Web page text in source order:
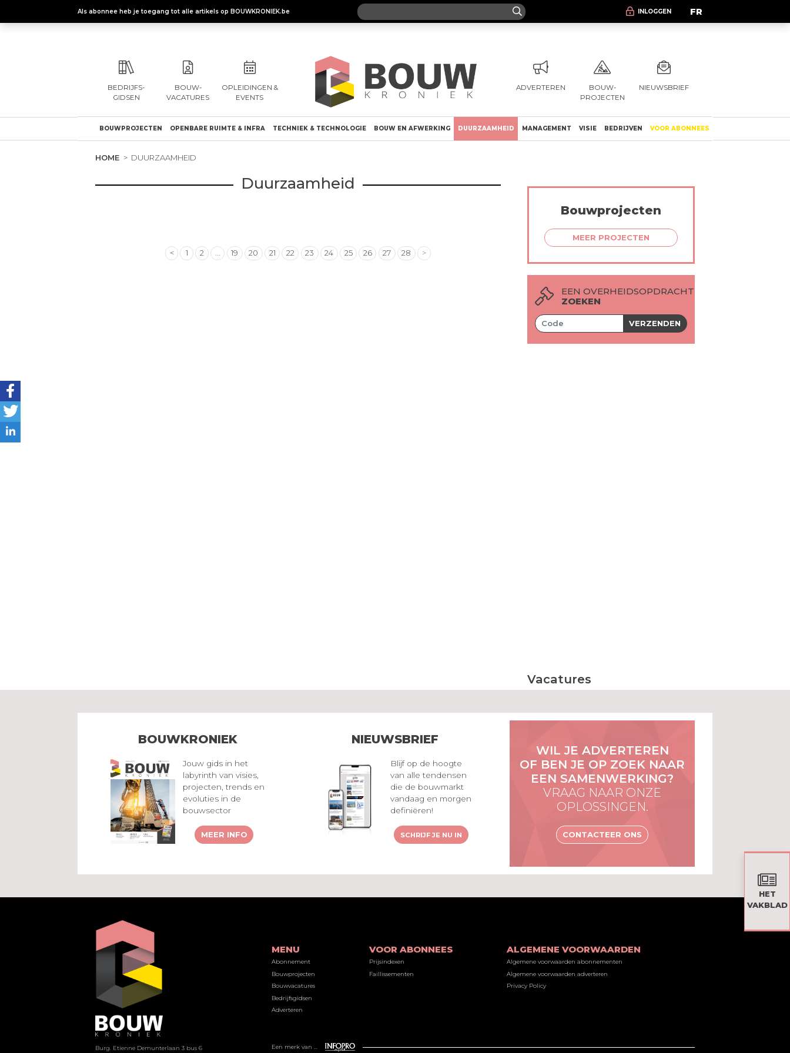
Als abonnee heb je toegang tot alle artikels op BOUWKRONIEK.be INLOGGEN FR
BEDRIJFS-
GIDSEN
BOUW-
VACATURES
OPLEIDINGEN &
EVENTS
ADVERTEREN
BOUW-
PROJECTEN
NIEUWSBRIEF
BOUWPROJECTEN OPENBARE RUIMTE & INFRA TECHNIEK & TECHNOLOGIE BOUW EN AFWERKING DUURZAAMHEID MANAGEMENT VISIE BEDRIJVEN VOOR ABONNEES
HOME DUURZAAMHEID
Duurzaamheid
< 1 2 ... 19 20 21 22 23 24 25 26 27 28 >
Bouwprojecten
MEER PROJECTEN
EEN OVERHEIDSOPDRACHT
ZOEKEN
VERZENDEN
Vacatures
HET
VAKBLAD
BOUWKRONIEK
Jouw gids in het
labyrinth van visies,
projecten, trends en
evoluties in de
bouwsector
MEER INFO
NIEUWSBRIEF
Blijf op de hoogte
van alle tendensen
die de bouwmarkt
vandaag en morgen
definiëren!
SCHRIJF JE NU IN
WIL JE ADVERTEREN
OF BEN JE OP ZOEK NAAR
EEN SAMENWERKING?
VRAAG NAAR ONZE
OPLOSSINGEN.
CONTACTEER ONS
Burg. Etienne Demunterlaan 3 bus 6
MENU
Abonnement
Bouwprojecten
Bouwvacatures
Bedrijfsgidsen
Adverteren
VOOR ABONNEES
Prijsindexen
Faillissementen
ALGEMENE VOORWAARDEN
Algemene voorwaarden abonnementen
Algemene voorwaarden adverteren
Privacy Policy
Een merk van ...